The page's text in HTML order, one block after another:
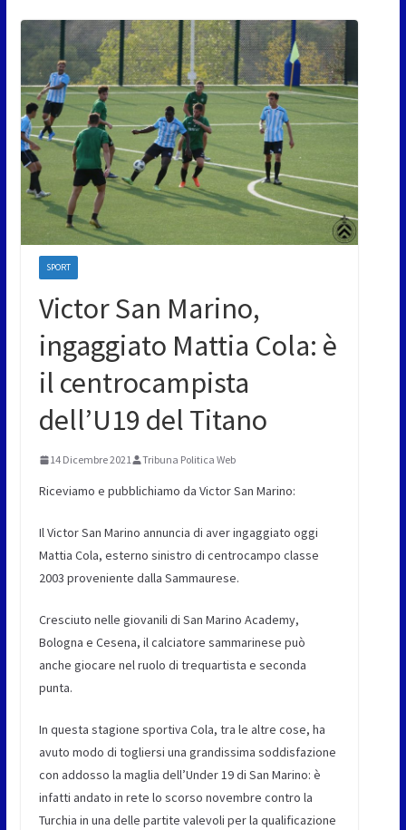
SPORT
Victor San Marino,
ingaggiato Mattia Cola: è
il centrocampista
dell’U19 del Titano
14 Dicembre 2021 Tribuna Politica Web
Riceviamo e pubblichiamo da Victor San Marino:
Il Victor San Marino annuncia di aver ingaggiato oggi
Mattia Cola, esterno sinistro di centrocampo classe
2003 proveniente dalla Sammaurese.
Cresciuto nelle giovanili di San Marino Academy,
Bologna e Cesena, il calciatore sammarinese può
anche giocare nel ruolo di trequartista e seconda
punta.
In questa stagione sportiva Cola, tra le altre cose, ha
avuto modo di togliersi una grandissima soddisfazione
con addosso la maglia dell’Under 19 di San Marino: è
infatti andato in rete lo scorso novembre contro la
Turchia in una delle partite valevoli per la qualificazione